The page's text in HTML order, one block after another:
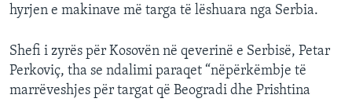
hyrjen e makinave më targa të lëshuara nga Serbia.
Shefi i zyrës për Kosovën në qeverinë e Serbisë, Petar
Perkoviç, tha se ndalimi paraqet “nëpërkëmbje të
marrëveshjes për targat që Beogradi dhe Prishtina